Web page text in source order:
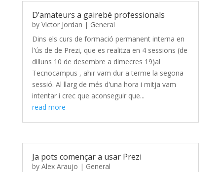
D’amateurs a gairebé professionals
by Victor Jordan | General
Dins els curs de formació permanent interna en
l'ús de de Prezi, que es realitza en 4 sessions (de
dilluns 10 de desembre a dimecres 19)al
Tecnocampus , ahir vam dur a terme la segona
sessió. Al llarg de més d'una hora i mitja vam
intentar i crec que aconseguir que...
read more
Ja pots començar a usar Prezi
by Alex Araujo | General